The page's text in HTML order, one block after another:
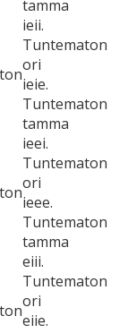
tamma
ieii.
Tuntematon
ori
ieie.
Tuntematon
tamma
ieei.
Tuntematon
ori
ieee.
Tuntematon
tamma
eiii.
Tuntematon
ori
eiie.